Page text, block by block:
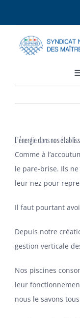
contenu
L’énergie dans nos
Comme à
le pare-brise. Ils
leur nez pour
Il faut pourtant
Depuis notre
gestion verticale
Nos piscines
leur
nous le savons